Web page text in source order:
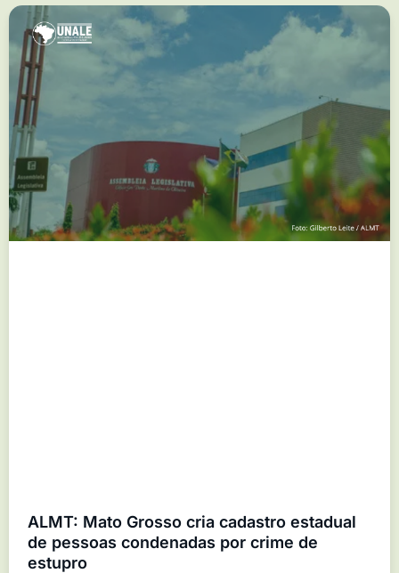
ALMT: Mato Grosso cria cadastro estadual
de pessoas condenadas por crime de
estupro